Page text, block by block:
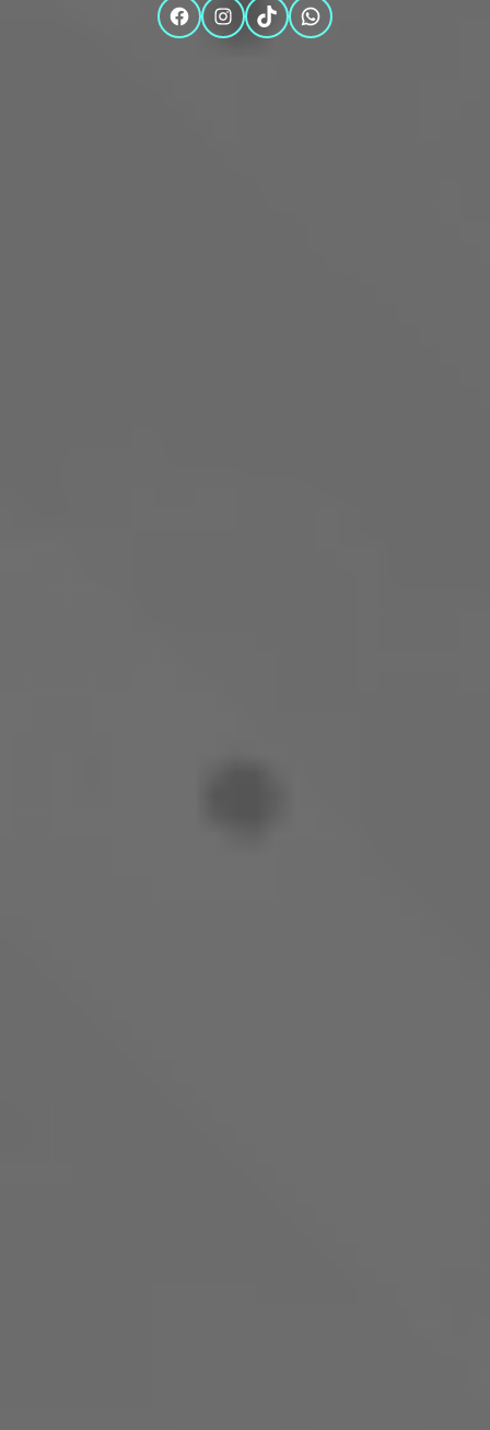
Facebook
Instagram
TikTokWhatsApp